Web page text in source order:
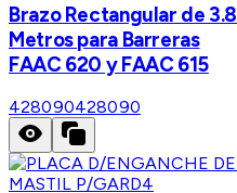
Brazo Rectangular de 3.8
Metros para Barreras
FAAC 620 y FAAC 615
428090428090